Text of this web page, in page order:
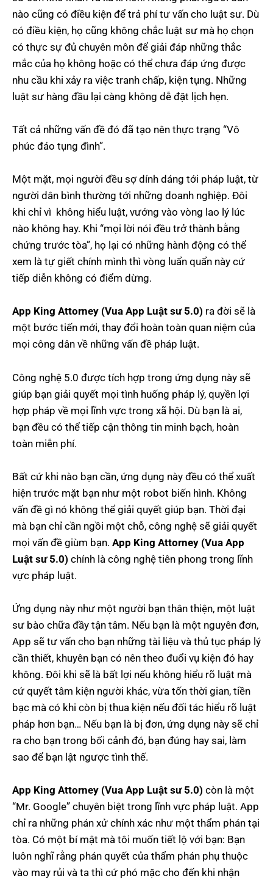
nào cũng có điều kiện để trả phí tư vấn cho luật sư. Dù
có điều kiện, họ cũng không chắc luật sư mà họ chọn
có thực sự đủ chuyên môn để giải đáp những thắc
mắc của họ không hoặc có thể chưa đáp ứng được
nhu cầu khi xảy ra việc tranh chấp, kiện tụng. Những
luật sư hàng đầu lại càng không dễ đặt lịch hẹn.
Tất cả những vấn đề đó đã tạo nên thực trạng “Vô
phúc đáo tụng đình”.
Một mặt, mọi người đều sợ dính dáng tới pháp luật, từ
người dân bình thường tới những doanh nghiệp. Đôi
khi chỉ vì không hiểu luật, vướng vào vòng lao lý lúc
nào không hay. Khi “mọi lời nói đều trở thành bằng
chứng trước tòa”, họ lại có những hành động có thể
xem là tự giết chính mình thì vòng luẩn quẩn này cứ
tiếp diễn không có điểm dừng.
App King Attorney (Vua App Luật sư 5.0) ra đời sẽ là
một bước tiến mới, thay đổi hoàn toàn quan niệm của
mọi công dân về những vấn đề pháp luật.
Công nghệ 5.0 được tích hợp trong ứng dụng này sẽ
giúp bạn giải quyết mọi tình huống pháp lý, quyền lợi
hợp pháp về mọi lĩnh vực trong xã hội. Dù bạn là ai,
bạn đều có thể tiếp cận thông tin minh bạch, hoàn
toàn miễn phí.
Bất cứ khi nào bạn cần, ứng dụng này đều có thể xuất
hiện trước mặt bạn như một robot biến hình. Không
vấn đề gì nó không thể giải quyết giúp bạn. Thời đại
mà bạn chỉ cần ngồi một chỗ, công nghệ sẽ giải quyết
mọi vấn đề giùm bạn. App King Attorney (Vua App
Luật sư 5.0) chính là công nghệ tiên phong trong lĩnh
vực pháp luật.
Ứng dụng này như một người bạn thân thiện, một luật
sư bào chữa đầy tận tâm. Nếu bạn là một nguyên đơn,
App sẽ tư vấn cho bạn những tài liệu và thủ tục pháp lý
cần thiết, khuyên bạn có nên theo đuổi vụ kiện đó hay
không. Đôi khi sẽ là bất lợi nếu không hiểu rõ luật mà
cứ quyết tâm kiện người khác, vừa tốn thời gian, tiền
bạc mà có khi còn bị thua kiện nếu đối tác hiểu rõ luật
pháp hơn bạn… Nếu bạn là bị đơn, ứng dụng này sẽ chỉ
ra cho bạn trong bối cảnh đó, bạn đúng hay sai, làm
sao để bạn lật ngược tình thế.
App King Attorney (Vua App Luật sư 5.0) còn là một
“Mr. Google” chuyên biệt trong lĩnh vực pháp luật. App
chỉ ra những phán xử chính xác như một thẩm phán tại
tòa. Có một bí mật mà tôi muốn tiết lộ với bạn: Bạn
luôn nghĩ rằng phán quyết của thẩm phán phụ thuộc
vào may rủi và ta thì cứ phó mặc cho đến khi nhận